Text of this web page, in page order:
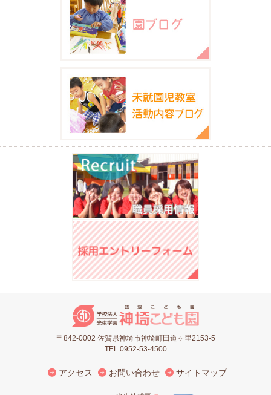
〒842-0002 佐賀県神埼市神埼町田道ヶ里2153-5
TEL 0952-53-4500
アクセス お問い合わせ サイトマップ